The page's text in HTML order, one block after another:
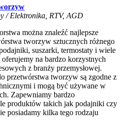
/ Elektronika, RTV, AGD
można znaleźć najlepsze
tworzyw sztucznych różnego
suszarki, termostaty i wiele
na bardzo korzystnych
z branży przemysłowej.
przetwórstwa tworzyw są zgodne z
i mogą być używane w
Zapewniamy bardzo
produktów takich jak podajniki czy
posiadamy kilka tego rodzaju